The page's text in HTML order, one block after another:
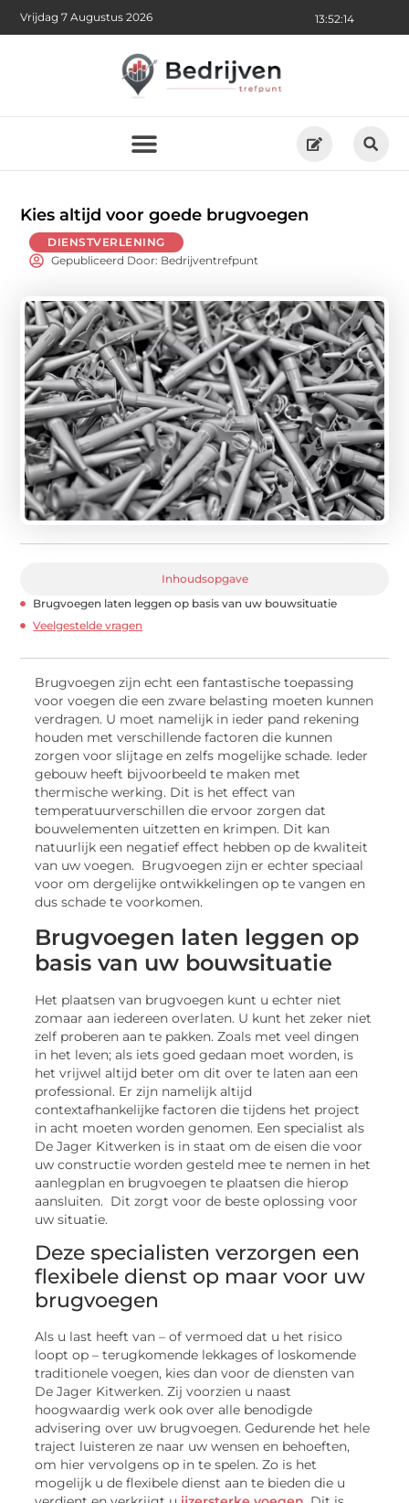
13:52:16
Vrijdag 7 Augustus 2026
Kies altijd voor goede brugvoegen
DIENSTVERLENING
Gepubliceerd Door: Bedrijventrefpunt
Inhoudsopgave
Brugvoegen laten leggen op basis van uw bouwsituatie
Veelgestelde vragen
Brugvoegen zijn echt een fantastische toepassing
voor voegen die een zware belasting moeten kunnen
verdragen. U moet namelijk in ieder pand rekening
houden met verschillende factoren die kunnen
zorgen voor slijtage en zelfs mogelijke schade. Ieder
gebouw heeft bijvoorbeeld te maken met
thermische werking. Dit is het effect van
temperatuurverschillen die ervoor zorgen dat
bouwelementen uitzetten en krimpen. Dit kan
natuurlijk een negatief effect hebben op de kwaliteit
van uw voegen. Brugvoegen zijn er echter speciaal
voor om dergelijke ontwikkelingen op te vangen en
dus schade te voorkomen.
Brugvoegen laten leggen op
basis van uw bouwsituatie
Het plaatsen van brugvoegen kunt u echter niet
zomaar aan iedereen overlaten. U kunt het zeker niet
zelf proberen aan te pakken. Zoals met veel dingen
in het leven; als iets goed gedaan moet worden, is
het vrijwel altijd beter om dit over te laten aan een
professional. Er zijn namelijk altijd
contextafhankelijke factoren die tijdens het project
in acht moeten worden genomen. Een specialist als
De Jager Kitwerken is in staat om de eisen die voor
uw constructie worden gesteld mee te nemen in het
aanlegplan en brugvoegen te plaatsen die hierop
aansluiten. Dit zorgt voor de beste oplossing voor
uw situatie.
Deze specialisten verzorgen een
flexibele dienst op maar voor uw
brugvoegen
Als u last heeft van – of vermoed dat u het risico
loopt op – terugkomende lekkages of loskomende
traditionele voegen, kies dan voor de diensten van
De Jager Kitwerken. Zij voorzien u naast
hoogwaardig werk ook over alle benodigde
advisering over uw brugvoegen. Gedurende het hele
traject luisteren ze naar uw wensen en behoeften,
om hier vervolgens op in te spelen. Zo is het
mogelijk u de flexibele dienst aan te bieden die u